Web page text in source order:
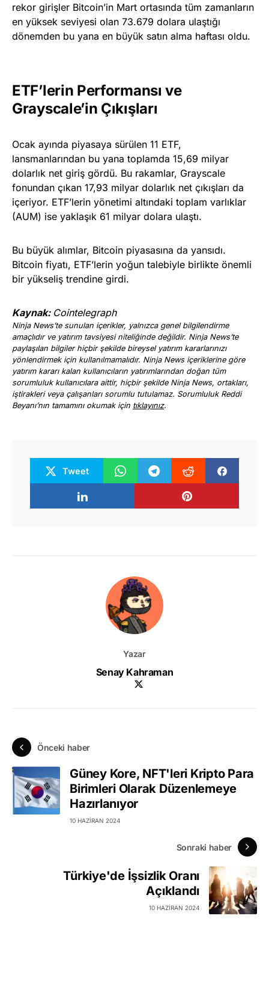
rekor girişler Bitcoin’in Mart ortasında tüm zamanların
en yüksek seviyesi olan 73.679 dolara ulaştığı
dönemden bu yana en büyük satın alma haftası oldu.
ETF’lerin Performansı ve
Grayscale’in Çıkışları
Ocak ayında piyasaya sürülen 11 ETF,
lansmanlarından bu yana toplamda 15,69 milyar
dolarlık net giriş gördü. Bu rakamlar, Grayscale
fonundan çıkan 17,93 milyar dolarlık net çıkışları da
içeriyor. ETF’lerin yönetimi altındaki toplam varlıklar
(AUM) ise yaklaşık 61 milyar dolara ulaştı.
Bu büyük alımlar, Bitcoin piyasasına da yansıdı.
Bitcoin fiyatı, ETF’lerin yoğun talebiyle birlikte önemli
bir yükseliş trendine girdi.
Kaynak: Cointelegraph
Ninja News’te sunulan içerikler, yalnızca genel bilgilendirme
amaçlıdır ve yatırım tavsiyesi niteliğinde değildir. Ninja News’te
paylaşılan bilgiler hiçbir şekilde bireysel yatırım kararlarınızı
yönlendirmek için kullanılmamalıdır. Ninja News içeriklerine göre
yatırım kararı kalan kullanıcıların yatırımlarından doğan tüm
sorumluluk kullanıcılara aittir, hiçbir şekilde Ninja News, ortakları,
iştirakleri veya çalışanları sorumlu tutulamaz. Sorumluluk Reddi
Beyanı’nın tamamını okumak için tıklayınız.
Tweet
Yazar
Senay Kahraman
Önceki haber
Güney Kore, NFT'leri Kripto Para
Birimleri Olarak Düzenlemeye
Hazırlanıyor
10 HAZIRAN 2024
Sonraki haber
Türkiye'de İşsizlik Oranı
Açıklandı
10 HAZIRAN 2024